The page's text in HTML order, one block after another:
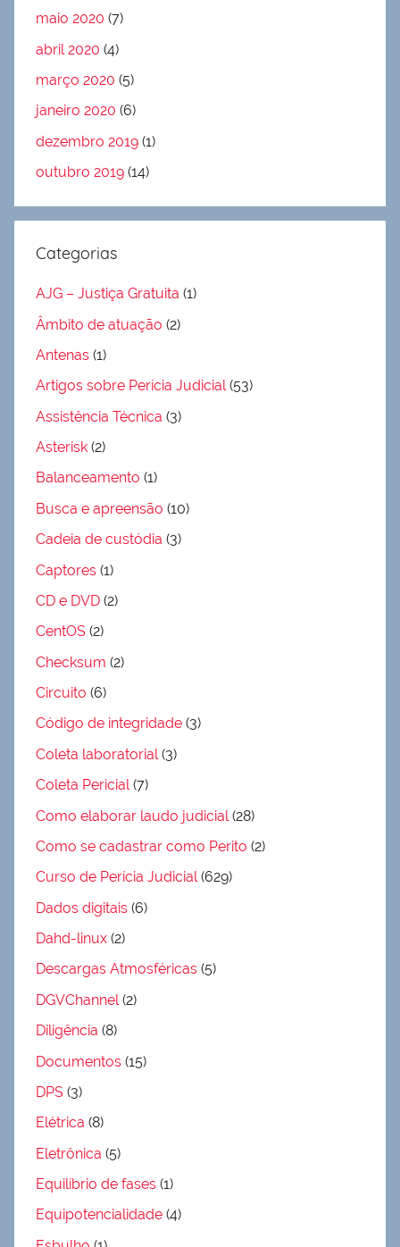
maio 2020 (7)
abril 2020 (4)
março 2020 (5)
janeiro 2020 (6)
dezembro 2019 (1)
outubro 2019 (14)
Categorias
AJG – Justiça Gratuita (1)
Âmbito de atuação (2)
Antenas (1)
Artigos sobre Perícia Judicial(53)
Assistência Técnica (3)
Asterisk (2)
Balanceamento (1)
Busca e apreensão (10)
Cadeia de custódia (3)
Captores (1)
CD e DVD (2)
CentOS (2)
Checksum (2)
Circuito (6)
Código de integridade (3)
Coleta laboratorial(3)
Coleta Pericial(7)
Como elaborar laudo judicial (28)
Como se cadastrar como Perito (2)
Curso de Perícia Judicial(629)
Dados digitais (6)
Dahd-linux (2)
Descargas Atmosféricas (5)
DGVChannel(2)
Diligência (8)
Documentos (15)
DPS (3)
Elétrica (8)
Eletrônica (5)
Equilíbrio de fases (1)
Equipotencialidade (4)